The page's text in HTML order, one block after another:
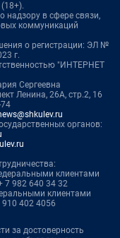
надзору в сфере связи,
коммуникаций
о регистрации: ЭЛ №
г.
"ИНТЕРНЕТ
Сергеевна
Ленина, 26А, стр.2, 16
органов:
клиентами
7 982 640 34 32
клиентами
910 402 4056
за достоверность